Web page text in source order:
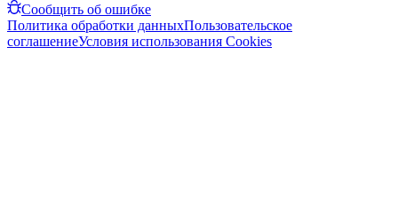
Сообщить об ошибке
Политика обработки данныхПользовательское
соглашениеУсловия использования Cookies